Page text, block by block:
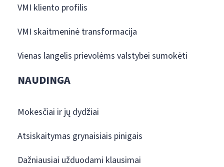
VMI kliento profilis
VMI skaitmeninė transformacija
Vienas langelis prievolėms valstybei sumokėti
NAUDINGA
Mokesčiai ir jų dydžiai
Atsiskaitymas grynaisiais pinigais
Dažniausiai užduodami klausimai